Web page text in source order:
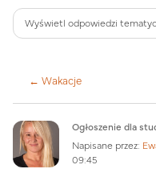
← Wakacje
Ogłoszenie dla
Napisane przez:
09:45
Liczba